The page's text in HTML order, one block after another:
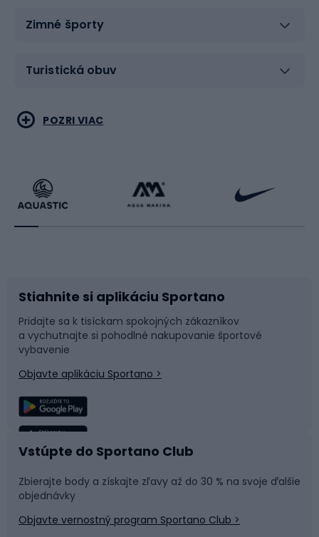
Zimné športy
Turistická obuv
Vodné športy
Beh
Príslušenstvo k bicyklom
Časti bicyklov
Rybolov
Športová medicína
Bushcraft
Bojové umenia
Raketové športy
Sane a kĺzačky
Snowboard
Plávanie
Tímové športy
Fitness a posilňovňa
POZRI VIAC
Stiahnite si aplikáciu Sportano
Pridajte sa k tisíckam spokojných zákazníkov
a vychutnajte si pohodlné nakupovanie športové
vybavenie
Objavte aplikáciu Sportano >
Vstúpte do Sportano Club
Zbierajte body a získajte zľavy až do 30 % na svoje ďalšie
objednávky
Objavte vernostný program Sportano Club >